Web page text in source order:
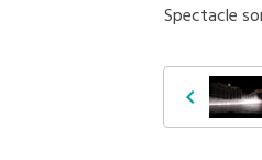
Spectacle